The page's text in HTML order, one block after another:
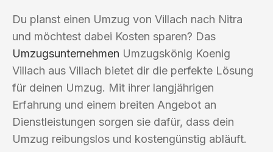
Du planst einen Umzug von Villach nach Nitra
und möchtest dabei Kosten sparen? Das
Umzugsunternehmen Umzugskönig Koenig
Villach aus Villach bietet dir die perfekte Lösung
für deinen Umzug. Mit ihrer langjährigen
Erfahrung und einem breiten Angebot an
Dienstleistungen sorgen sie dafür, dass dein
Umzug reibungslos und kostengünstig abläuft.